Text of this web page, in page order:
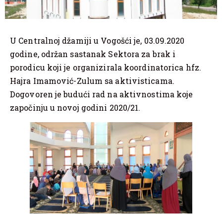
U Centralnoj džamiji u Vogošći je, 03.09.2020
godine, održan sastanak Sektora za brak i
porodicu koji je organizirala koordinatorica hfz.
Hajra Imamović-Zulum sa aktivisticama.
Dogovoren je budući rad na aktivnostima koje
započinju u novoj godini 2020/21.